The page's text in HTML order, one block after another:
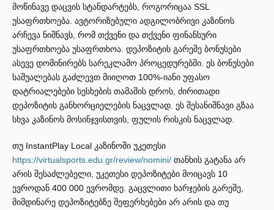
მოწინავე დაცვის სტანდარტებს, როგორიცაა SSL
უსაფრთხოება. ავტორიზებული ადგილობრივი კაზინოს
არჩევა ნიშნავს, რომ თქვენი და თქვენი ფინანსური
უსაფრთხოება უსაფრთხოა. დეპოზიტის გარეშე ბონუსები
ასევე დომინირებს სარეკლამო პროცედურებში. ეს ბონუსები
საშუალებას გაძლევთ მიიღოთ 100%-იანი უფასო
დატრიალებები სესხების თამაშის დროს, ძირითადი
დეპოზიტის განხორციელების ნაცვლად. ეს შესანიშნავი გზაა
სხვა კაზინოს მოსინჯვისთვის, ფულის რისკის ნაცვლად.
თუ InstantPlay Local კაზინოში უკეთესი
https://virtualsports.edu.gr/review/nomini/ თანხის გატანა არ
არის შესაძლებელი, უკეთესი დეპოზიტები მოიცავს 10
ევროდან 400 000 ევრომდე. გაცვლითი ხარჯების გარეშე,
მიმდინარე დეპოზიტებზე შეფერხებები არ არის და თუ